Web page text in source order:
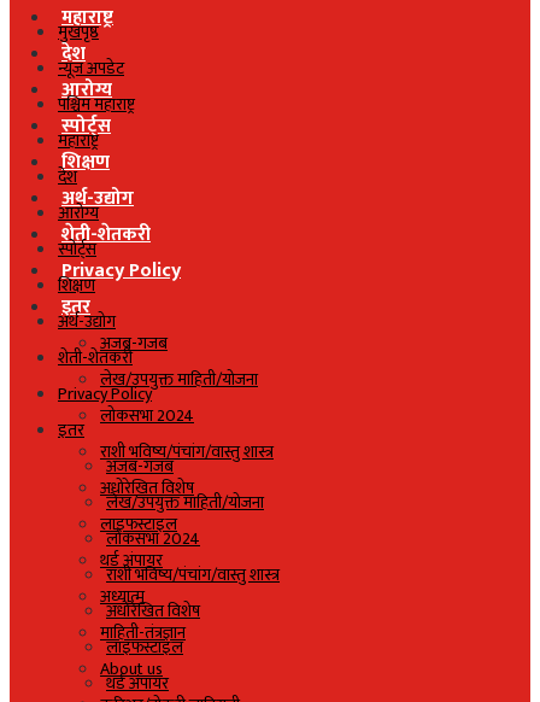
महाराष्ट्र
देश
आरोग्य
स्पोर्ट्स
शिक्षण
अर्थ-उद्योग
शेती-शेतकरी
Privacy Policy
इतर
अजब-गजब
लेख/उपयुक्त माहिती/योजना
लोकसभा 2024
राशी भविष्य/पंचांग/वास्तु शास्त्र
अधोरेखित विशेष
लाइफस्टाइल
थर्ड अंपायर
अध्यात्म
माहिती-तंत्रज्ञान
About us
मुखपृष्ठ
न्यूज अपडेट
पश्चिम महाराष्ट्र
महाराष्ट्र
देश
आरोग्य
स्पोर्ट्स
शिक्षण
अर्थ-उद्योग
शेती-शेतकरी
Privacy Policy
इतर
अजब-गजब
लेख/उपयुक्त माहिती/योजना
लोकसभा 2024
राशी भविष्य/पंचांग/वास्तु शास्त्र
अधोरेखित विशेष
लाइफस्टाइल
थर्ड अंपायर